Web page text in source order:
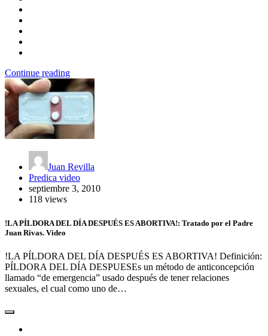
Continue reading
Juan Revilla
Predica video
septiembre 3, 2010
118 views
!LA PÍLDORA DEL DÍA DESPUÉS ES ABORTIVA!: Tratado por el Padre
Juan Rivas. Video
!LA PÍLDORA DEL DÍA DESPUÉS ES ABORTIVA! Definición:
PÍLDORA DEL DÍA DESPUESEs un método de anticoncepción
llamado “de emergencia” usado después de tener relaciones
sexuales, el cual como uno de…